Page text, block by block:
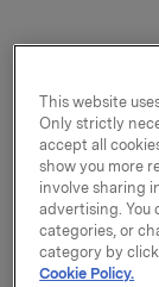
Liste
This website
Only strictly
accept all
show you more
involve sharing
advertising. You
categories, or
category by
Cookie Policy.